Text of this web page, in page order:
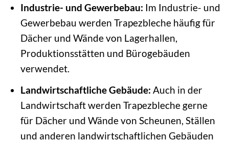
Industrie- und Gewerbebau: Im Industrie- und
Gewerbebau werden Trapezbleche häufig für
Dächer und Wände von Lagerhallen,
Produktionsstätten und Bürogebäuden
verwendet.
Landwirtschaftliche Gebäude: Auch in der
Landwirtschaft werden Trapezbleche gerne
für Dächer und Wände von Scheunen, Ställen
und anderen landwirtschaftlichen Gebäuden